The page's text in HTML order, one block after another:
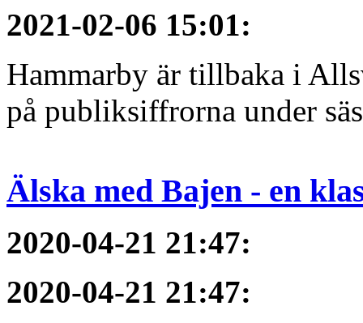
2021-02-06 15:01:
Hammarby är tillbaka i
på publiksiffrorna under
Älska med Bajen - en
2020-04-21 21:47:
2020-04-21 21:47: